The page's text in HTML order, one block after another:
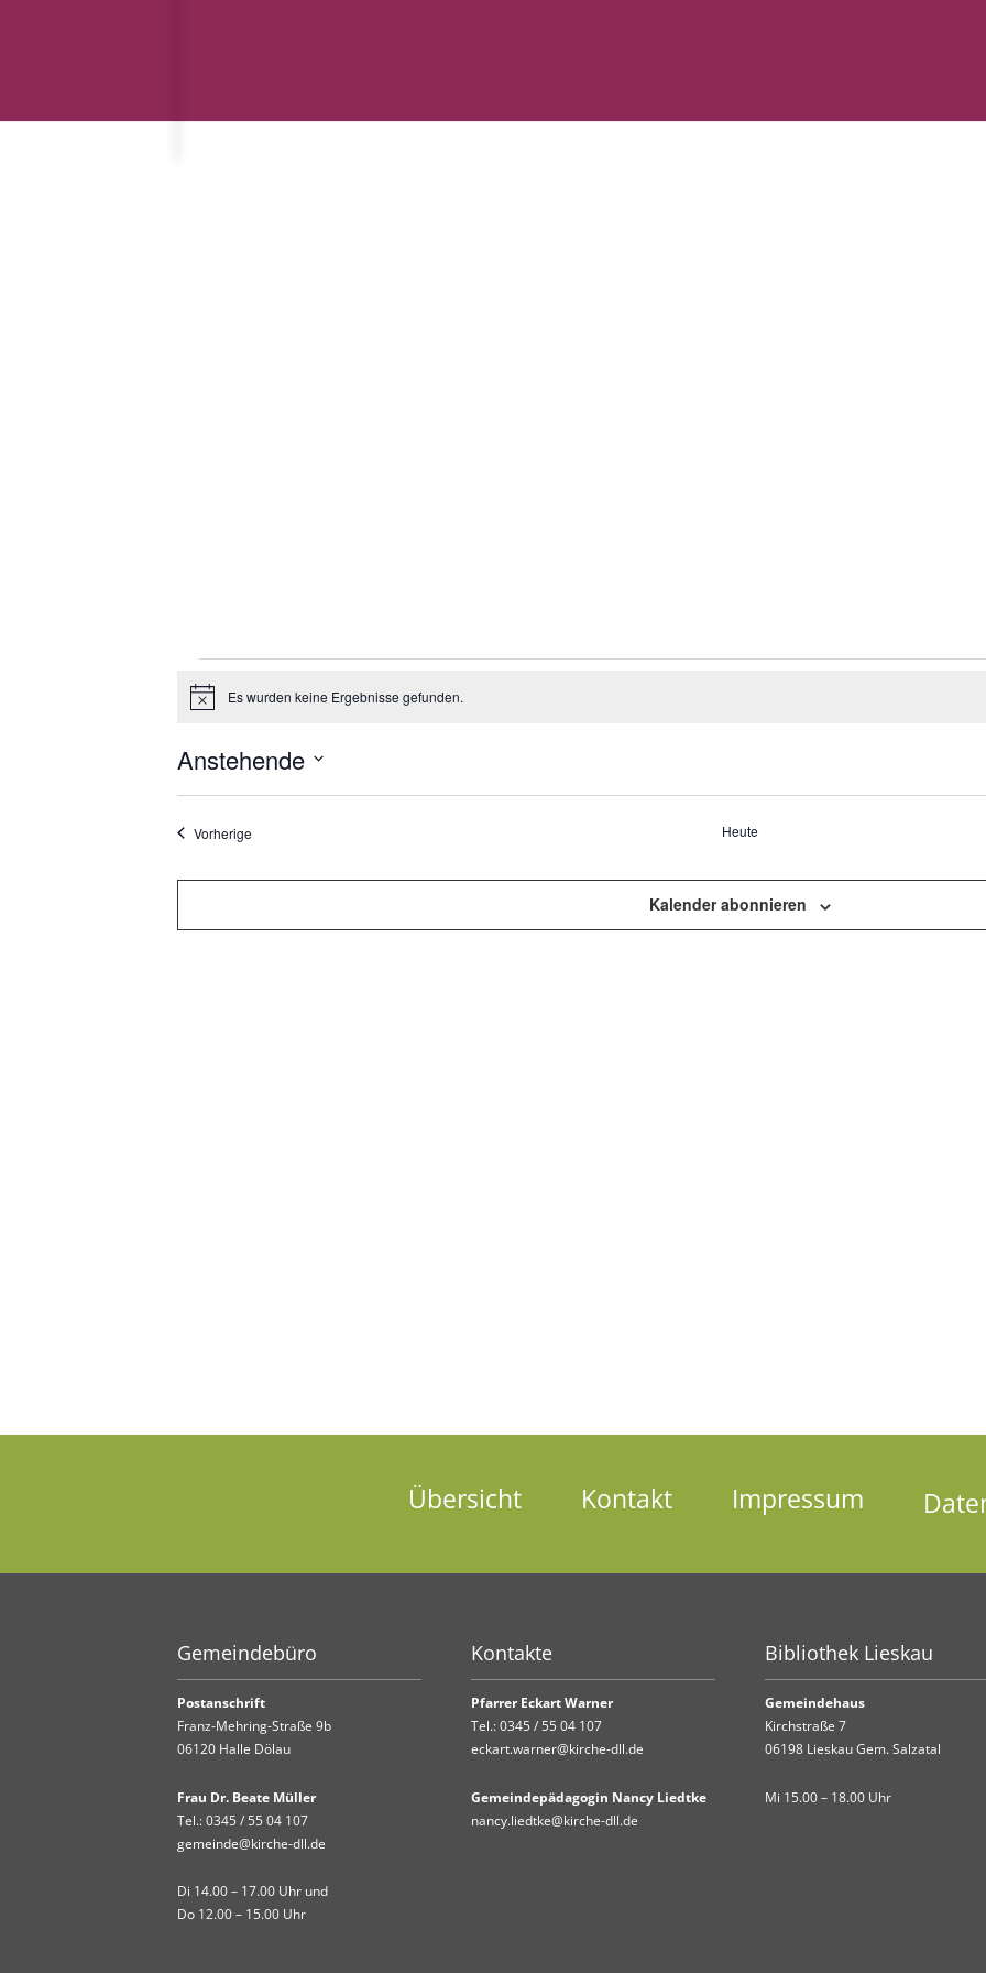
Veranstaltungen
HinweisEs wurden keine Ergebnisse gefunden.
Anstehende
Vorherige Heute
Kalender abonnieren
Übersicht Kontakt Impressum
Gemeindebüro
Postanschrift
Franz-Mehring-Straße 9b
06120 Halle Dölau
Frau Dr. Beate Müller
Tel.:0345 / 55 04 107
gemeinde@kirche-dll.de
Di 14.00 – 17.00 Uhr und
Do 12.00 – 15.00 Uhr
Kontakte
Pfarrer Eckart Warner
Tel.:0345 / 55 04 107
eckart.warner@kirche-dll.de
Gemeindepädagogin Nancy Liedtke
nancy.liedtke@kirche-dll.de
Bibliothek Lieskau
Gemeindehaus
Kirchstraße 7
06198 Lieskau Gem. Salzatal
Mi 15.00 – 18.00 Uhr